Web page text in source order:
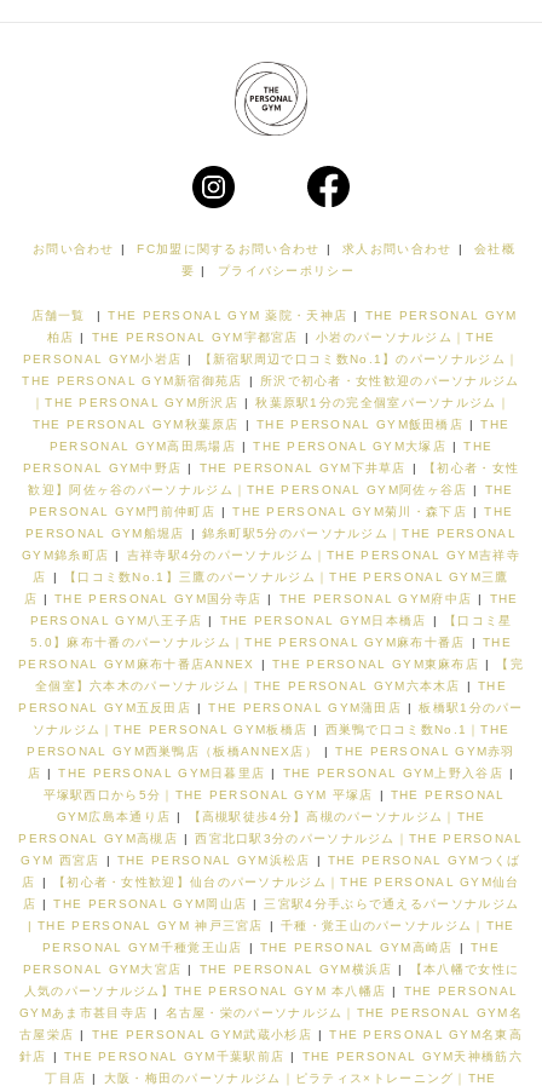
お問い合わせ | FC加盟に関するお問い合わせ | 求人お問い合わせ |
会社概
要 | プライバシーポリシー
店舗一覧 | THE PERSONAL GYM 薬院・天神店 |
THE PERSONAL GYM
柏店 | THE PERSONAL GYM宇都宮店 |
小岩のパーソナルジム｜THE
PERSONAL GYM小岩店 |
【新宿駅周辺で口コミ数No.1】のパーソナルジム｜
THE PERSONAL GYM新宿御苑店
|
所沢で初心者・女性歓迎のパーソナルジム
｜THE PERSONAL GYM所沢店 |
秋葉原駅1分の完全個室パーソナルジム｜
THE PERSONAL GYM秋葉原店
| THE PERSONAL GYM飯田橋店 |
THE
PERSONAL GYM高田馬場店 | THE PERSONAL GYM大塚店 |
THE
PERSONAL GYM中野店 | THE PERSONAL GYM下井草店 |
【初心者・女性
歓迎】阿佐ヶ谷のパーソナルジム｜THE PERSONAL GYM阿佐ヶ谷店 |
THE
PERSONAL GYM門前仲町店 | THE PERSONAL GYM菊川・森下店 |
THE
PERSONAL GYM船堀店
|
錦糸町駅5分のパーソナルジム｜THE PERSONAL
GYM錦糸町店 |
吉祥寺駅4分のパーソナルジム｜THE PERSONAL GYM吉祥寺
店
|
【口コミ数No.1】三鷹のパーソナルジム｜THE PERSONAL GYM三鷹
店 | THE PERSONAL GYM国分寺店 | THE PERSONAL GYM府中店 |
THE
PERSONAL GYM八王子店 | THE PERSONAL GYM日本橋店 |
【口コミ星
5.0】麻布十番のパーソナルジム｜THE PERSONAL GYM麻布十番店
|
THE
PERSONAL GYM麻布十番店ANNEX
| THE PERSONAL GYM東麻布店 |
【完
全個室】六本木のパーソナルジム｜THE PERSONAL GYM六本木店
|
THE
PERSONAL GYM五反田店 | THE PERSONAL GYM蒲田店 |
板橋駅1分のパー
ソナルジム｜THE PERSONAL GYM板橋店 |
西巣鴨で口コミ数No.1｜THE
PERSONAL GYM西巣鴨店（板橋ANNEX店）
|
THE PERSONAL GYM赤羽
店 | THE PERSONAL GYM日暮里店 | THE PERSONAL GYM上野入谷店 |
平塚駅西口から5分｜THE PERSONAL GYM 平塚店
|
THE PERSONAL
GYM広島本通り店 |
【高槻駅徒歩4分】高槻のパーソナルジム｜THE
PERSONAL GYM高槻店 |
西宮北口駅3分のパーソナルジム｜THE PERSONAL
GYM 西宮店
| THE PERSONAL GYM浜松店 |
THE PERSONAL GYMつくば
店
|
【初心者・女性歓迎】仙台のパーソナルジム｜THE PERSONAL GYM仙台
店 | THE PERSONAL GYM岡山店 |
三宮駅4分手ぶらで通えるパーソナルジム
| THE PERSONAL GYM 神戸三宮店
|
千種・覚王山のパーソナルジム｜THE
PERSONAL GYM千種覚王山店
| THE PERSONAL GYM高崎店 |
THE
PERSONAL GYM大宮店 | THE PERSONAL GYM横浜店 |
【本八幡で女性に
人気のパーソナルジム】THE PERSONAL GYM 本八幡店 |
THE PERSONAL
GYMあま市甚目寺店 |
名古屋・栄のパーソナルジム｜THE PERSONAL GYM名
古屋栄店 | THE PERSONAL GYM武蔵小杉店 |
THE PERSONAL GYM名東高
針店
| THE PERSONAL GYM千葉駅前店 |
THE PERSONAL GYM天神橋筋六
丁目店 | 大阪・梅田のパーソナルジム｜ピラティス×トレーニング｜THE